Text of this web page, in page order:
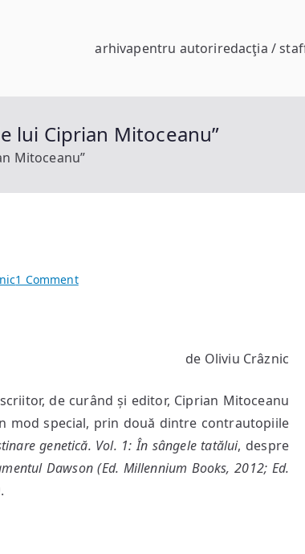
arhivapentru autoriredacţia /
lui Ciprian Mitoceanu”
Mitoceanu”
1 Commenton
lui
Ciprian
Mitoceanu”
de Oliviu Crâznic
de curând și editor, Ciprian Mitoceanu
mod special, prin două dintre contrautopiile
genetică. Vol. 1: În sângele tatălui, despre
Dawson(Ed. Millennium Books, 2012; Ed.
.